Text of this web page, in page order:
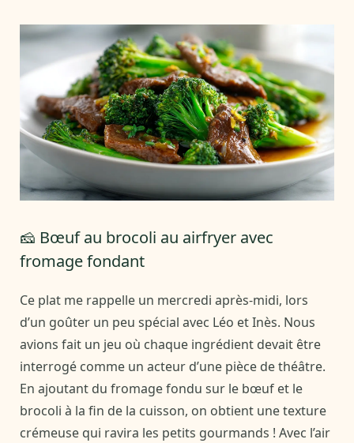
🧀 Bœuf au brocoli au airfryer avec
fromage fondant
Ce plat me rappelle un mercredi après-midi, lors
d’un goûter un peu spécial avec Léo et Inès. Nous
avions fait un jeu où chaque ingrédient devait être
interrogé comme un acteur d’une pièce de théâtre.
En ajoutant du fromage fondu sur le bœuf et le
brocoli à la fin de la cuisson, on obtient une texture
crémeuse qui ravira les petits gourmands ! Avec l’air